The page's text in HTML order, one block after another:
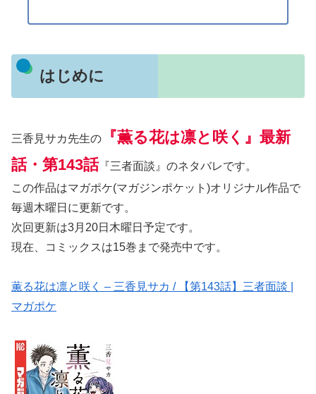
はじめに
三香見サカ先生の
『薫る花は凛と咲く』最新
話・第143話『三者面談』のネタバレです。
この作品はマガポケ(マガジンポケット)オリジナル作品で
毎週木曜日に更新です。
次回更新は3月20日木曜日予定です。
現在、コミックスは15巻まで発売中です。
薫る花は凛と咲く – 三香見サカ / 【第143話】三者面談 |
マガポケ